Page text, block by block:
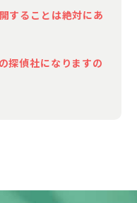
今回ご相談いたし
ば、これ以上婚
いため、離婚を視
には限界があり、
することは絶対にあ
探偵社になりますの